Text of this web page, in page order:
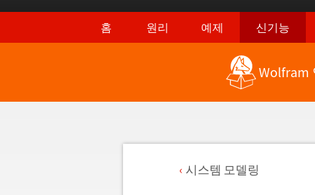
홈 원리 예제 신기능
Wolfram
시스템 모델링